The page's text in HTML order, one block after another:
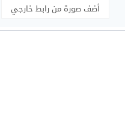
أضف صورة من رابط خارجي